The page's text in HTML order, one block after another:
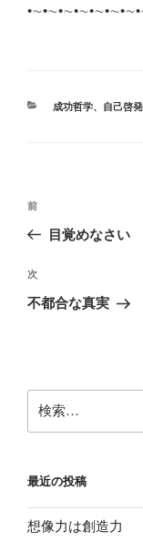
カ
成功哲学、 自己啓発
投
ビ
ゲ
ン
前
の
稿
前
目覚めなさい
次
の
次
不都合な真実
索:
最近の投稿
想像力は創造力